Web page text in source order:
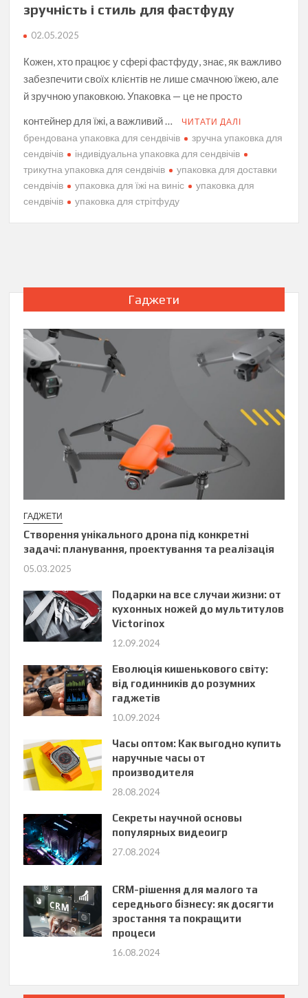
зручність і стиль для фастфуду
02.05.2025
Кожен, хто працює у сфері фастфуду, знає, як важливо
забезпечити своїх клієнтів не лише смачною їжею, але
й зручною упаковкою. Упаковка — це не просто
контейнер для їжі, а важливий …
ЧИТАТИ ДАЛІ
брендована упаковка для сендвічів
зручна упаковка для
сендвічів
індивідуальна упаковка для сендвічів
трикутна упаковка для сендвічів
упаковка для доставки
сендвічів
упаковка для їжі на виніс
упаковка для
сендвічів
упаковка для стрітфуду
Гаджети
ГАДЖЕТИ
Створення унікального дрона під конкретні
задачі: планування, проектування та реалізація
05.03.2025
Подарки на все случаи жизни: от
кухонных ножей до мультитулов
Victorinox
12.09.2024
Еволюція кишенькового світу:
від годинників до розумних
гаджетів
10.09.2024
Часы оптом: Как выгодно купить
наручные часы от
производителя
28.08.2024
Секреты научной основы
популярных видеоигр
27.08.2024
CRM-рішення для малого та
середнього бізнесу: як досягти
зростання та покращити
процеси
16.08.2024